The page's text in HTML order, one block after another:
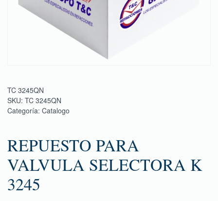
TC 3245QN
SKU: TC 3245QN
Categoría: Catalogo
REPUESTO PARA
VALVULA SELECTORA K
3245